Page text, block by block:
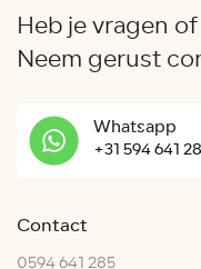
Heb je vragen
Neem gerust
Whatsapp
+31 594 641
Contact
0594 641 285